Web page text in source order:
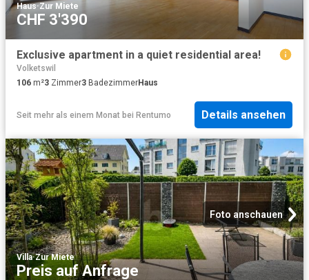
Haus·Zur Miete
CHF 3'390
Exclusive apartment in a quiet residential area!
Volketswil
106 m²3 Zimmer3 BadezimmerHaus
Seit mehr als einem Monat bei Rentumo Details ansehen
Foto anschauen
Villa·Zur Miete
Preis auf Anfrage